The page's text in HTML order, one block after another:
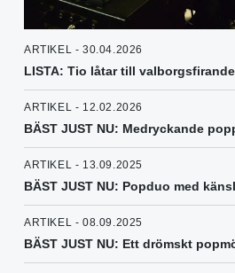
ARTIKEL - 30.04.2026
LISTA: Tio låtar till
ARTIKEL - 12.02.2026
BÄST JUST NU: Medryckande
ARTIKEL - 13.09.2025
BÄST JUST NU: Popduo med
ARTIKEL - 08.09.2025
BÄST JUST NU: Ett drömskt